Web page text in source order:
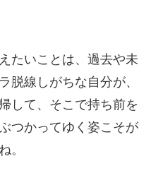
たいことは、過去や未
脱線しがちな自分が、
して、そこで持ち前を
つかってゆく姿こそが
。